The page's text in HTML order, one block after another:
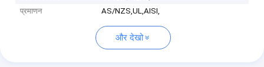
प्रमाणन
AS/NZS,UL,AISI,
और देखो